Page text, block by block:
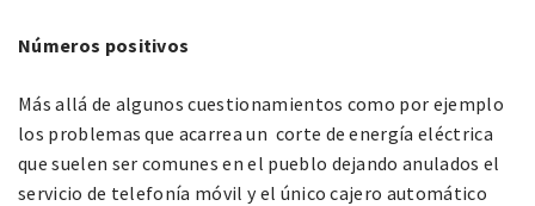
Números positivos
Más allá de algunos cuestionamientos como por ejemplo
los problemas que acarrea un corte de energía eléctrica
que suelen ser comunes en el pueblo dejando anulados el
servicio de telefonía móvil y el único cajero automático